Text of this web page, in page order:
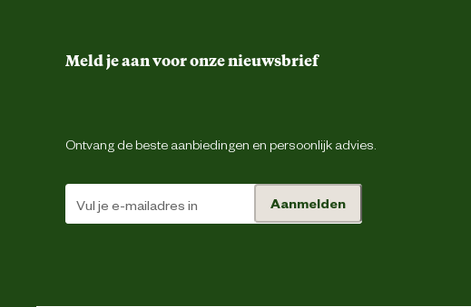
Kleur detail
Prestatie eigenschappen
Meld je aan voor onze nieuwsbrief
Ontvang de beste aanbiedingen en persoonlijk advies.
Aanmelden